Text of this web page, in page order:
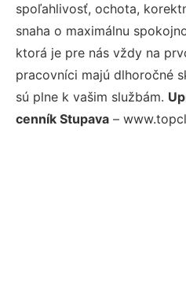
spoľahlivosť, ochota,
snaha o maximálnu
ktorá je pre nás vždy na
pracovníci majú dlhoročné
sú plne k vašim službám.
cenník Stupava –